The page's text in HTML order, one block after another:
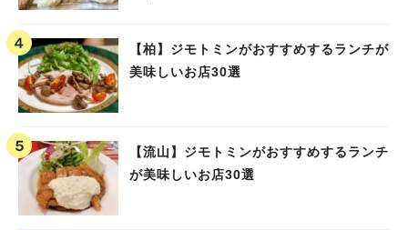
【柏】ジモトミンがおすすめするランチが
美味しいお店30選
【流山】ジモトミンがおすすめするランチ
が美味しいお店30選